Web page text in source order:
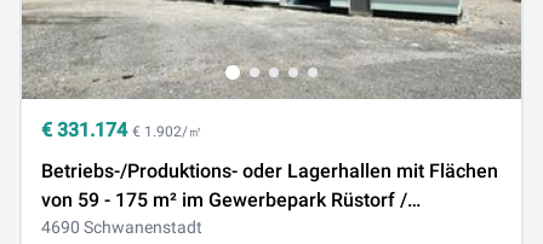
€ 331.174 € 1.902/㎡
Betriebs-/Produktions- oder Lagerhallen mit Flächen
von 59 - 175 m² im Gewerbepark Rüstorf /
Schwanenstadt zu verkaufen / vermieten (Top 01c)
4690 Schwanenstadt